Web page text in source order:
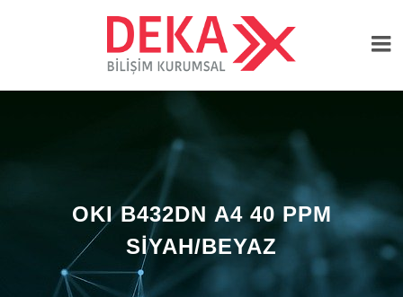
OKI B432DN A4 40 PPM
SİYAH/BEYAZ